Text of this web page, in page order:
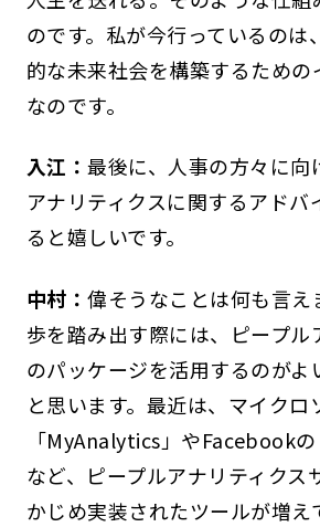
のです。私が今行っているのは
的な未来社会を構築するための
なのです。
入江：最後に、人事の方々に向
アナリティクスに関するアドバ
ると嬉しいです。
中村：偉そうなことは何も言え
歩を踏み出す際には、ピープル
のパッケージを活用するのがよ
と思います。最近は、マイクロ
「MyAnalytics」やFacebook
など、ピープルアナリティクス
かじめ実装されたツールが増え